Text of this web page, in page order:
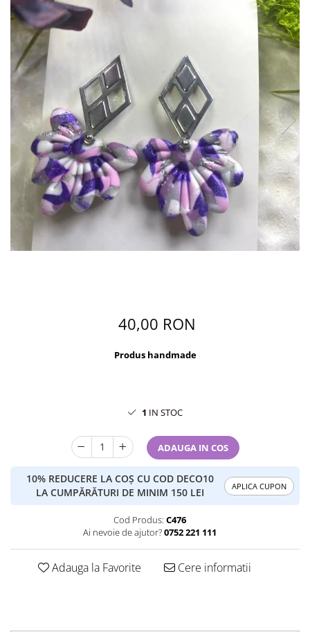
40,00 RON
Produs handmade
1 IN STOC
ADAUGA IN COS
10% REDUCERE LA COȘ CU COD DECO10
LA CUMPĂRĂTURI DE MINIM 150 LEI
APLICA CUPON
Cod Produs: C476
Ai nevoie de ajutor?0752 221 111
Adauga la Favorite Cere informatii